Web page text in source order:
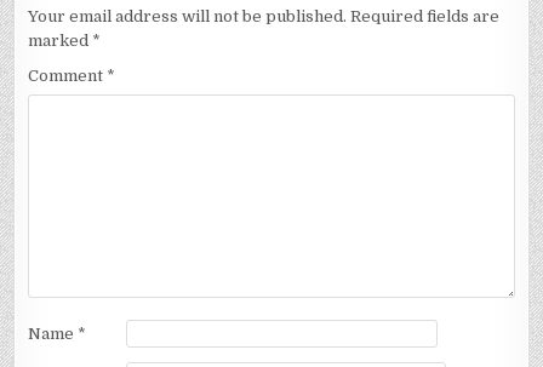
Your email address will not be published. Required fields are
marked *
Comment *
Name *